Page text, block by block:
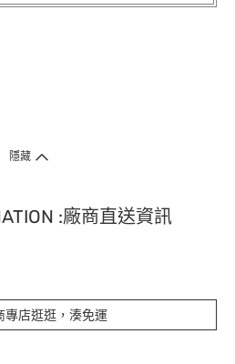
隱藏
:廠商直送資訊
專店逛逛，湊免運